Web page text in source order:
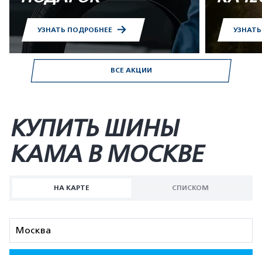
ВСЕ АКЦИИ
УЗНАТЬ ПОДРОБНЕЕ
КУПИТЬ ШИНЫ
KAMA В МОСКВЕ
НА КАРТЕ СПИСКОМ